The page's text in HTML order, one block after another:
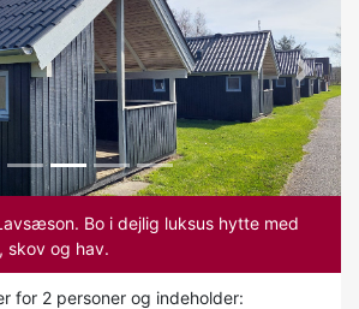
Next
Bo i dejlig luksus hytte med
skov og hav.
for 2 personer og indeholder: